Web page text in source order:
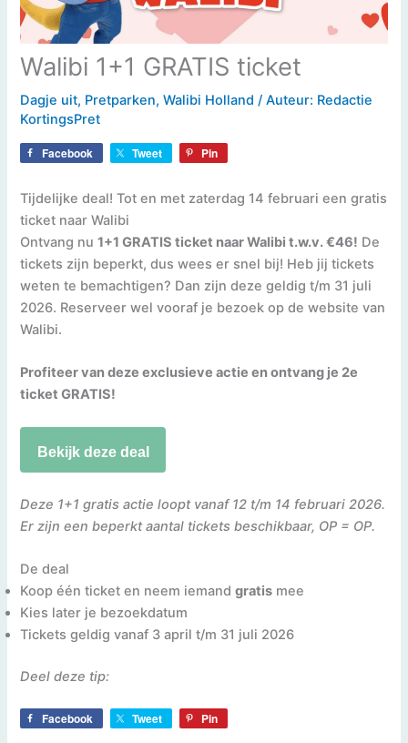
Walibi 1+1 GRATIS ticket
Dagje uit, Pretparken,Walibi Holland / Auteur: Redactie
KortingsPret
Facebook Tweet Pin
Tijdelijke deal! Tot en met zaterdag 14 februari een gratis
ticket naar Walibi
Ontvang nu1+1 GRATIS ticket naar Walibi t.w.v. €46! De
tickets zijn beperkt, dus wees er snel bij! Heb jij tickets
weten te bemachtigen? Dan zijn deze geldig t/m 31 juli
2026. Reserveer wel vooraf je bezoek op de website van
Walibi.
Profiteer van deze exclusieve actie en ontvang je 2e
ticket GRATIS!
Bekijk deze deal
Deze 1+1 gratis actie loopt vanaf 12 t/m 14 februari 2026.
Er zijn een beperkt aantal tickets beschikbaar, OP = OP.
De deal
Koop één ticket en neem iemandgratis mee
Kies later je bezoekdatum
Tickets geldig vanaf 3 april t/m 31 juli 2026
Deel deze tip:
Facebook Tweet Pin